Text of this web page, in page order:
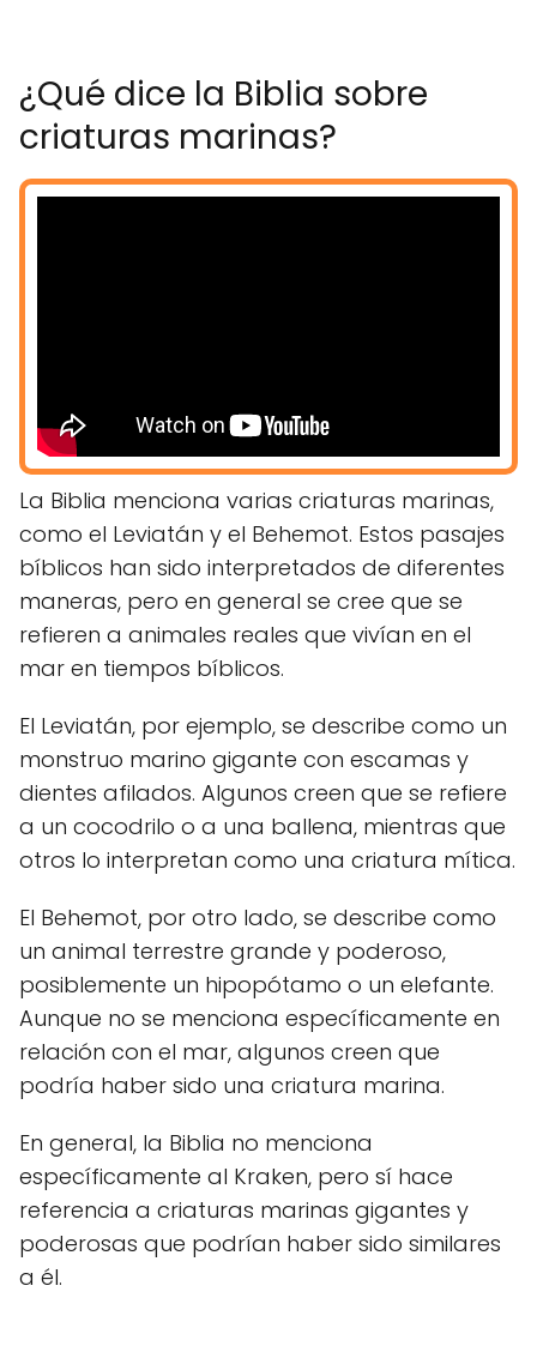
¿Qué dice la Biblia sobre
criaturas marinas?
La Biblia menciona varias criaturas marinas,
como el Leviatán y el Behemot. Estos pasajes
bíblicos han sido interpretados de diferentes
maneras, pero en general se cree que se
refieren a animales reales que vivían en el
mar en tiempos bíblicos.
El Leviatán, por ejemplo, se describe como un
monstruo marino gigante con escamas y
dientes afilados. Algunos creen que se refiere
a un cocodrilo o a una ballena, mientras que
otros lo interpretan como una criatura mítica.
El Behemot, por otro lado, se describe como
un animal terrestre grande y poderoso,
posiblemente un hipopótamo o un elefante.
Aunque no se menciona específicamente en
relación con el mar, algunos creen que
podría haber sido una criatura marina.
En general, la Biblia no menciona
específicamente al Kraken, pero sí hace
referencia a criaturas marinas gigantes y
poderosas que podrían haber sido similares
a él.